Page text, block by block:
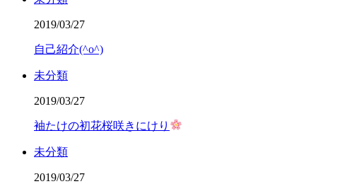
2019/03/27
自己紹介(^o^)
未分類
2019/03/27
袖たけの初花桜咲きにけり
未分類
2019/03/27